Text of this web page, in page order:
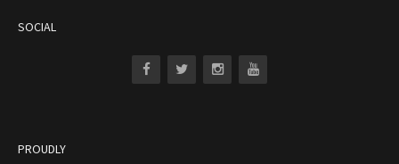
SOCIAL
PROUDLY